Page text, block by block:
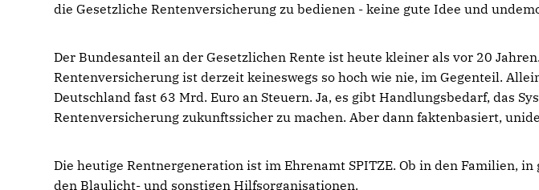
die Gesetzliche Rentenversicherung zu bedienen - keine gute Idee und
Der Bundesanteil an der Gesetzlichen Rente ist heute kleiner als vor 20
Rentenversicherung ist derzeit keineswegs so hoch wie nie, im Gegenteil.
Deutschland fast 63 Mrd. Euro an Steuern. Ja, es gibt Handlungsbedarf, das
Rentenversicherung zukunftssicher zu machen. Aber dann faktenbasiert,
Die heutige Rentnergeneration ist im Ehrenamt SPITZE. Ob in den Familien,
den Blaulicht- und sonstigen Hilfsorganisationen.